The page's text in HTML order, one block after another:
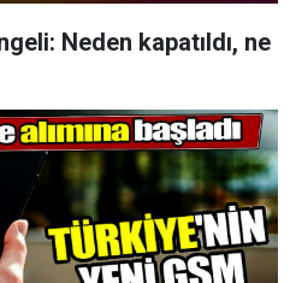
Neden kapatıldı, ne